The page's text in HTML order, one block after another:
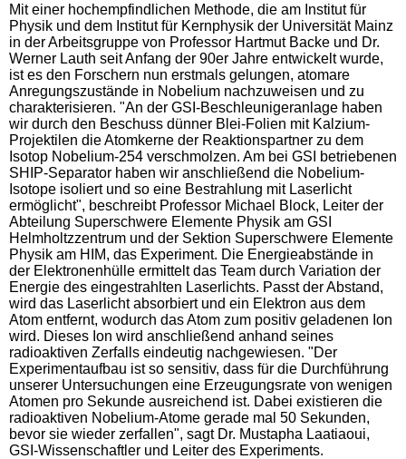
Mit einer hochempfindlichen Methode, die am Institut für
Physik und dem Institut für Kernphysik der Universität Mainz
in der Arbeitsgruppe von Professor Hartmut Backe und Dr.
Werner Lauth seit Anfang der 90er Jahre entwickelt wurde,
ist es den Forschern nun erstmals gelungen, atomare
Anregungszustände in Nobelium nachzuweisen und zu
charakterisieren. "An der GSI-Beschleunigeranlage haben
wir durch den Beschuss dünner Blei-Folien mit Kalzium-
Projektilen die Atomkerne der Reaktionspartner zu dem
Isotop Nobelium-254 verschmolzen. Am bei GSI betriebenen
SHIP-Separator haben wir anschließend die Nobelium-
Isotope isoliert und so eine Bestrahlung mit Laserlicht
ermöglicht", beschreibt Professor Michael Block, Leiter der
Abteilung Superschwere Elemente Physik am GSI
Helmholtzzentrum und der Sektion Superschwere Elemente
Physik am HIM, das Experiment. Die Energieabstände in
der Elektronenhülle ermittelt das Team durch Variation der
Energie des eingestrahlten Laserlichts. Passt der Abstand,
wird das Laserlicht absorbiert und ein Elektron aus dem
Atom entfernt, wodurch das Atom zum positiv geladenen Ion
wird. Dieses Ion wird anschließend anhand seines
radioaktiven Zerfalls eindeutig nachgewiesen. "Der
Experimentaufbau ist so sensitiv, dass für die Durchführung
unserer Untersuchungen eine Erzeugungsrate von wenigen
Atomen pro Sekunde ausreichend ist. Dabei existieren die
radioaktiven Nobelium-Atome gerade mal 50 Sekunden,
bevor sie wieder zerfallen", sagt Dr. Mustapha Laatiaoui,
GSI-Wissenschaftler und Leiter des Experiments.